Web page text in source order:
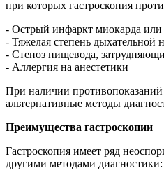
при которых гастроскопия
- Острый инфаркт миокарда или
- Тяжелая степень дыхательной
- Стеноз пищевода,
- Аллергия на анестетики
При наличии противопоказаний
альтернативные методы
Преимущества гастроскопии
Гастроскопия имеет ряд
другими методами диагностики: